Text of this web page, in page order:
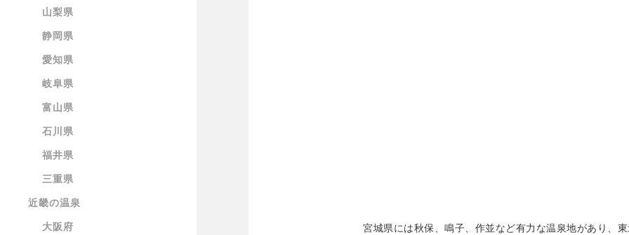
山梨県
静岡県
愛知県
岐阜県
富山県
石川県
福井県
三重県
近畿の温泉
大阪府
宮城県には秋保、鳴子、作並など有力な温泉地があり、